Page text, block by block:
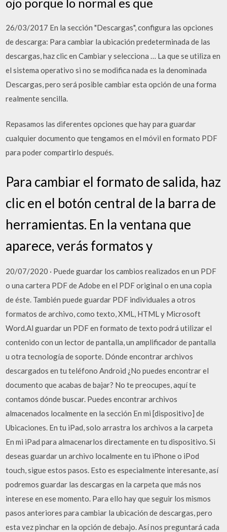
26/03/2017 En la sección "Descargas", configura las opciones
de descarga: Para cambiar la ubicación predeterminada de las
descargas, haz clic en Cambiar y selecciona … La que se utiliza en
el sistema operativo si no se modifica nada es la denominada
Descargas, pero será posible cambiar esta opción de una forma
realmente sencilla.
Repasamos las diferentes opciones que hay para guardar
cualquier documento que tengamos en el móvil en formato PDF
para poder compartirlo después.
Para cambiar el formato de salida, haz
clic en el botón central de la barra de
herramientas. En la ventana que
aparece, verás formatos y
20/07/2020 · Puede guardar los cambios realizados en un PDF
o una cartera PDF de Adobe en el PDF original o en una copia
de éste. También puede guardar PDF individuales a otros
formatos de archivo, como texto, XML, HTML y Microsoft
Word.Al guardar un PDF en formato de texto podrá utilizar el
contenido con un lector de pantalla, un amplificador de pantalla
u otra tecnología de soporte. Dónde encontrar archivos
descargados en tu teléfono Android ¿No puedes encontrar el
documento que acabas de bajar? No te preocupes, aquí te
contamos dónde buscar. Puedes encontrar archivos
almacenados localmente en la sección En mi [dispositivo] de
Ubicaciones. En tu iPad, solo arrastra los archivos a la carpeta
En mi iPad para almacenarlos directamente en tu dispositivo. Si
deseas guardar un archivo localmente en tu iPhone o iPod
touch, sigue estos pasos. Esto es especialmente interesante, así
podremos guardar las descargas en la carpeta que más nos
interese en ese momento. Para ello hay que seguir los mismos
pasos anteriores para cambiar la ubicación de descargas, pero
esta vez pinchar en la opción de debajo. Así nos preguntará cada